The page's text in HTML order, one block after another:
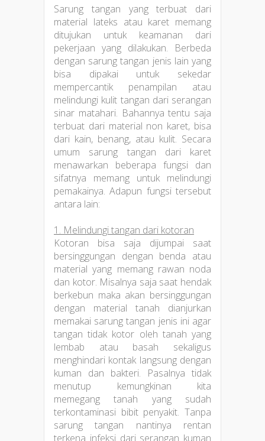
Sarung tangan yang terbuat dari
material lateks atau karet memang
ditujukan untuk keamanan dari
pekerjaan yang dilakukan. Berbeda
dengan sarung tangan jenis lain yang
bisa dipakai untuk sekedar
mempercantik penampilan atau
melindungi kulit tangan dari serangan
sinar matahari. Bahannya tentu saja
terbuat dari material non karet, bisa
dari kain, benang, atau kulit. Secara
umum sarung tangan dari karet
menawarkan beberapa fungsi dan
sifatnya memang untuk melindungi
pemakainya. Adapun fungsi tersebut
antara lain:
1. Melindungi tangan dari kotoran
Kotoran bisa saja dijumpai saat
bersinggungan dengan benda atau
material yang memang rawan noda
dan kotor. Misalnya saja saat hendak
berkebun maka akan bersinggungan
dengan material tanah dianjurkan
memakai sarung tangan jenis ini agar
tangan tidak kotor oleh tanah yang
lembab atau basah sekaligus
menghindari kontak langsung dengan
kuman dan bakteri. Pasalnya tidak
menutup kemungkinan kita
memegang tanah yang sudah
terkontaminasi bibit penyakit. Tanpa
sarung tangan nantinya rentan
terkena infeksi dari serangan kuman